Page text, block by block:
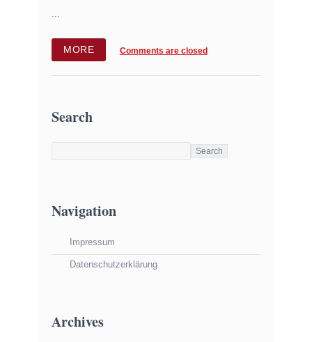
...
MORE Comments are closed
Search
Navigation
Impressum
Datenschutzerklärung
Archives